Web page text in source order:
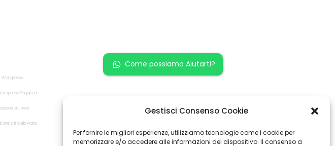
Gestisci Consenso Cookie
Per fornire le migliori esperienze, utilizziamo tecnologie come i cookie per
memorizzare e/o accedere alle informazioni del dispositivo. Il consenso a
Wordpress
Poggio a
siti web
siti web Prato
Come possiamo Aiutarti?